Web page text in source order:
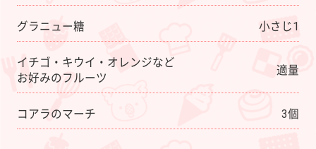
グラニュー糖 小さじ1
イチゴ・キウイ・オレンジなど
お好みのフルーツ
適量
コアラのマーチ 3個